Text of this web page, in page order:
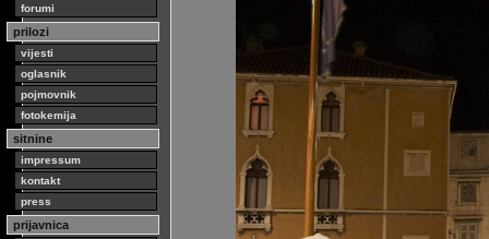
forumi
prilozi
vijesti
oglasnik
pojmovnik
fotokemija
sitnine
impressum
kontakt
press
prijavnica